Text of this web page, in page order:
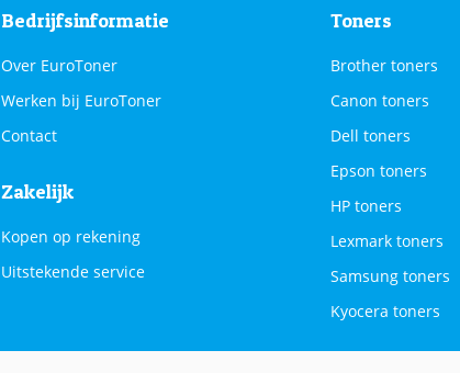
Bedrijfsinformatie
Over EuroToner
Werken bij EuroToner
Contact
Zakelijk
Kopen op rekening
Uitstekende service
Toners
Brother toners
Canon toners
Dell toners
Epson toners
HP toners
Lexmark toners
Samsung toners
Kyocera toners